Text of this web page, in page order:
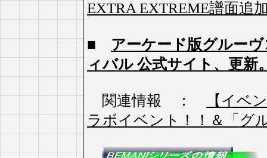
EXTRA EXTREME譜面追
■ アーケード版グルー
ィバル 公式サイト、更新
関連情報 ：
【イベ
ラボイベント！！＆「グ